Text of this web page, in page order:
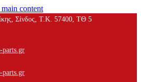
content
Σίνδος, Τ.Κ. 57400, ΤΘ 5
parts.gr
parts.gr